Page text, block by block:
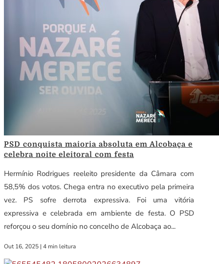
PSD conquista maioria absoluta em Alcobaça e
celebra noite eleitoral com festa
Hermínio Rodrigues reeleito presidente da Câmara com
58,5% dos votos. Chega entra no executivo pela primeira
vez. PS sofre derrota expressiva. Foi uma vitória
expressiva e celebrada em ambiente de festa. O PSD
reforçou o seu domínio no concelho de Alcobaça ao...
Out 16, 2025 | 4 min leitura